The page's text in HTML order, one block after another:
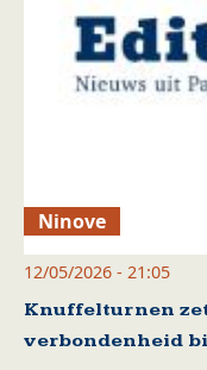
Ninove
12/05/2026 - 21:05
Knuffelturnen
verbondenheid